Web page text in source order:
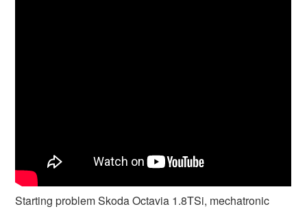
Starting problem Skoda Octavia 1.8TSi, mechatronic